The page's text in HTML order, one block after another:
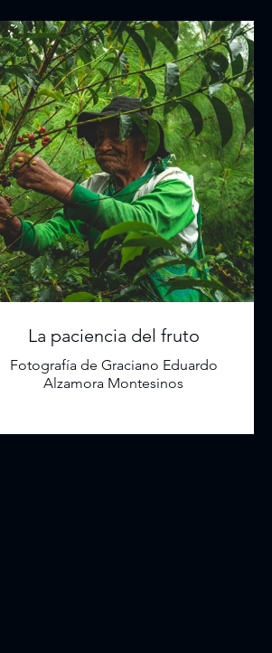
La paciencia del fruto
Fotografía de Graciano Eduardo
Alzamora Montesinos